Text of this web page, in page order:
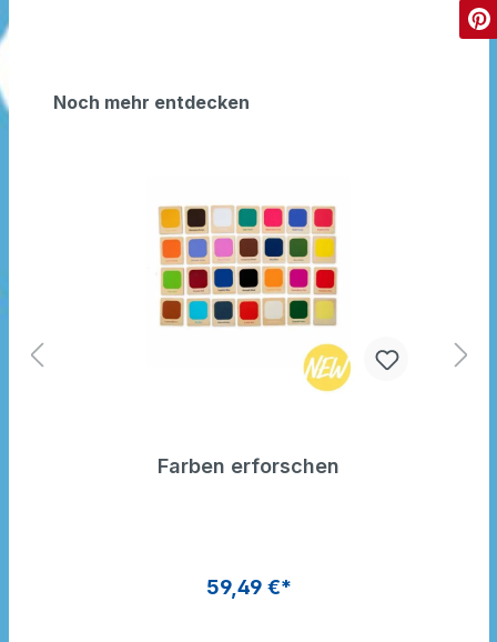
Noch mehr entdecken
Farben erforschen
59,49 €*